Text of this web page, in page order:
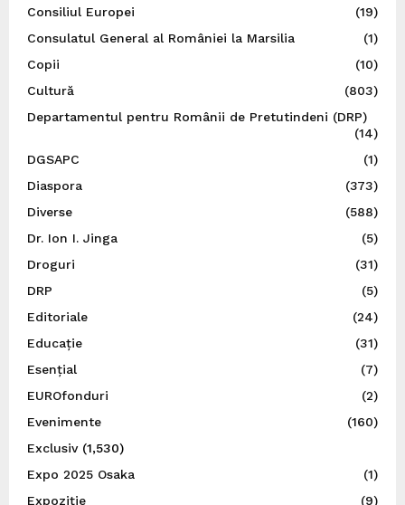
Consiliul Europei
(19)
Consulatul General al României la Marsilia
(1)
Copii
(10)
Cultură
(803)
Departamentul pentru Românii de Pretutindeni (DRP)
(14)
DGSAPC
(1)
Diaspora
(373)
Diverse
(588)
Dr. Ion I. Jinga
(5)
Droguri
(31)
DRP
(5)
Editoriale
(24)
Educație
(31)
Esențial
(7)
EUROfonduri
(2)
Evenimente
(160)
Exclusiv(1,530)
Expo 2025 Osaka
(1)
Expoziție
(9)